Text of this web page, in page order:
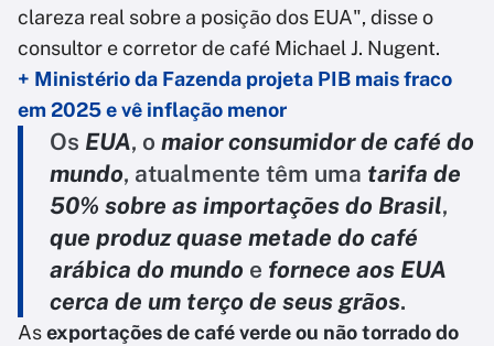
clareza real sobre a posição dos EUA", disse o
consultor e corretor de café Michael J. Nugent.
+ Ministério da Fazenda projeta PIB mais fraco
em 2025 e vê inflação menor
Os EUA, o maior consumidor de café do
mundo, atualmente têm uma tarifa de
50% sobre as importações do Brasil,
que produz quase metade do café
arábica do mundo e fornece aos EUA
cerca de um terço de seus grãos.
Asexportações de café verde ou não torrado do